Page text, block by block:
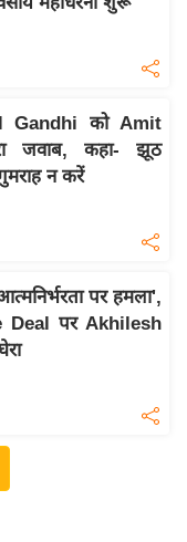
Gandhi को Amit
जवाब, कहा- झूठ
न करें
पर हमला',
Deal पर Akhilesh